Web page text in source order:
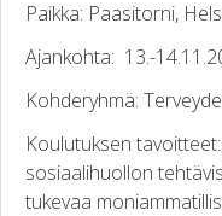
Paikka: Paasitorni,
Ajankohta: 13.-
Kohderyhmä:
Koulutuksen
sosiaalihuollon
tukevaa